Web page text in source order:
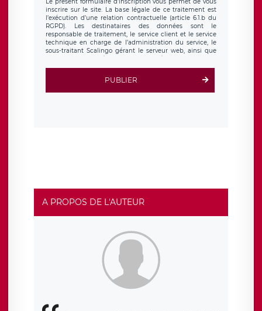
inscrire sur le site. La base légale de ce traitement est
l’exécution d’une relation contractuelle (article 6.1.b du
RGPD). Les destinataires des données sont le
responsable de traitement, le service client et le service
technique en charge de l’administration du service, le
sous-traitant Scalingo gérant le serveur web, ainsi que
toute personne légalement autorisée. Le formulaire
d’inscription est hébergé sur un serveur hébergé par
clauses de
protection conformes au RGPD
. Les données collectées
sont conservées jusqu’à ce que l’Internaute en sollicite la
rue Léopold Sédar Senghor, joignable à l’adresse mail :
responsabledetraitement@legavox.fr. Vous avez
également le droit d’introduire une réclamation auprès
d’une autorité de contrôle.
PUBLIER
A PROPOS DE L'AUTEUR